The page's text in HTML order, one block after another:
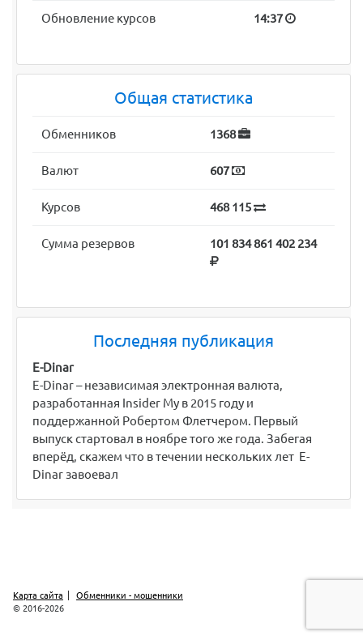
Обновление курсов 14:37
Общая статистика
Обменников 1368
Валют 607
Курсов 468 115
Сумма резервов 101 834 861 402 234
Последняя публикация
E-Dinar
E-Dinar – независимая электронная валюта,
разработанная Insider My в 2015 году и
поддержанной Робертом Флетчером. Первый
выпуск стартовал в ноябре того же года. Забегая
вперёд, скажем что в течении нескольких лет E-
Dinar завоевал
Карта сайта
Обменники - мошенники
© 2016-2026